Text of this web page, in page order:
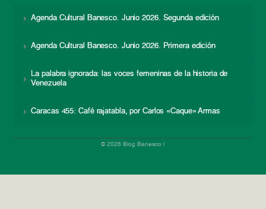
Agenda Cultural Banesco. Junio 2026. Segunda edición
Agenda Cultural Banesco. Junio 2026. Primera edición
La palabra ignorada: las voces femeninas de la historia de
Venezuela
Caracas 455: Café rajatabla, por Carlos «Caque» Armas
© 2026 Blog Banesco |